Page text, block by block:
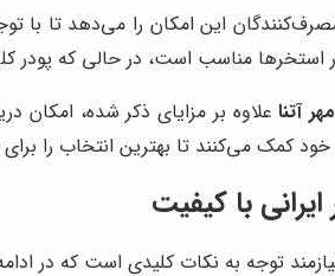
این امکان را می‌دهد تا با
استخرها مناسب است، در حالی که
آتناعلاوه بر مزایای ذکر شده، امکان
خود کمک می‌کنند تا بهترین انتخاب را
با کیفیت
توجه به نکات کلیدی است که در